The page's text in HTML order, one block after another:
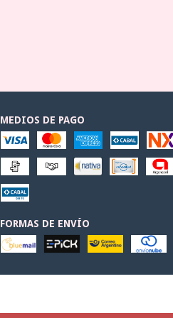
MEDIOS DE PAGO
FORMAS DE ENVÍO